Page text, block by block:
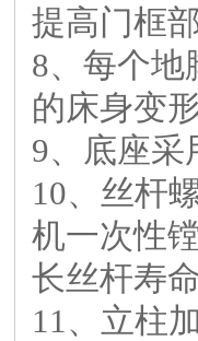
提高门框
8、每个地
的床身变
9、底座采
10、丝杆
机一次性
长丝杆寿
11、立柱